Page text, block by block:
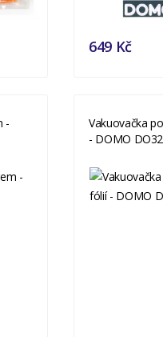
649 Kč
-
Vakuovačka
- DOMO